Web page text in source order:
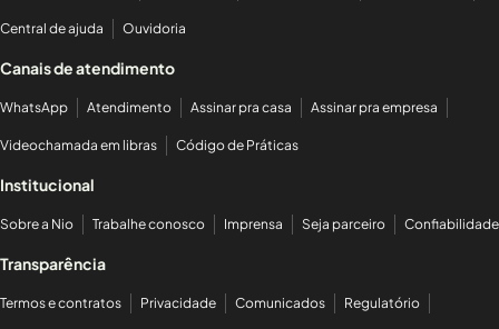
Central de ajuda Ouvidoria
Canais de atendimento
WhatsApp Atendimento Assinar pra casa Assinar pra empresa
Videochamada em libras Código de Práticas
Institucional
Sobre a Nio Trabalhe conosco Imprensa Seja parceiro Confiabilidade
Transparência
Termos e contratos Privacidade Comunicados Regulatório